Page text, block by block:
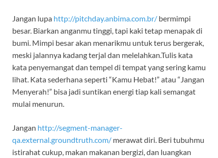
Jangan lupa http://pitchday.anbima.com.br/ bermimpi
besar. Biarkan anganmu tinggi, tapi kaki tetap menapak di
bumi. Mimpi besar akan menarikmu untuk terus bergerak,
meski jalannya kadang terjal dan melelahkan.Tulis kata
kata penyemangat dan tempel di tempat yang sering kamu
lihat. Kata sederhana seperti “Kamu Hebat!” atau “Jangan
Menyerah!” bisa jadi suntikan energi tiap kali semangat
mulai menurun.
Jangan http://segment-manager-
qa.external.groundtruth.com/ merawat diri. Beri tubuhmu
istirahat cukup, makan makanan bergizi, dan luangkan